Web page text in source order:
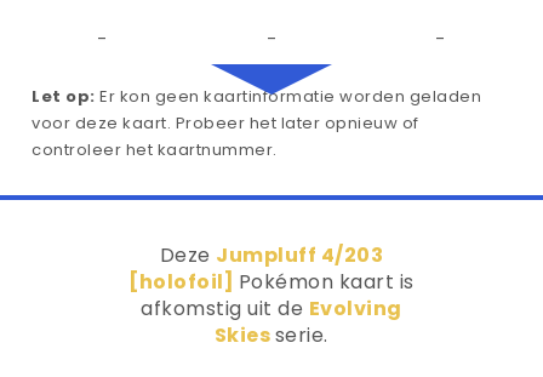
- - -
Let op: Er kon geen kaartinformatie worden geladen
voor deze kaart. Probeer het later opnieuw of
controleer het kaartnummer.
Deze Jumpluff 4/203
[holofoil] Pokémon kaart is
afkomstig uit de Evolving
Skiesserie.